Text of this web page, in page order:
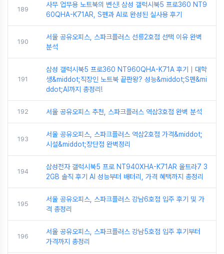
189
사무 업무용 노트북의 변신! 삼성 갤럭시북5 프로360 NT9
60QHA-K71AR, S펜과 AI로 완성된 실사용 후기
190
서울 공유오피스, 스파크플러스 선릉2호점 선택 이유 완벽
분석
191
삼성 갤럭시북5 프로360 NT960QHA-K71A 후기｜대학
생&middot;직장인 노트북 끝판왕? 성능&middot;S펜&mi
ddot;AI까지 총정리!
192 서울 공유오피스 추천, 스파크플러스 역삼3호점 완벽 분석
193
서울 공유오피스, 스파크플러스 역삼2호점 가격&middot;
시설&middot;장단점 완벽정리
194
삼성전자 갤럭시북5 프로 NT940XHA-K71AR 울트라7 3
2GB 솔직 후기 AI 성능부터 배터리, 가격 혜택까지 총정리
195
서울 공유오피스, 스파크플러스 강남6호점 입주 후기 및 가
격 총정리
196
서울 공유오피스, 스파크플러스 강남5호점 입주 후기부터
가격까지 총정리